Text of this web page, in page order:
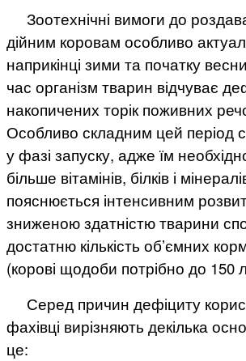
Зоотехнічні вимоги до
дійним коровам особливо
наприкінці зими та початку
час організм тварин відчуває
накопичених торік поживних
Особливо складним цей період
у фазі запуску, адже їм
більше вітамінів, білків і
пояснюється інтенсивним
зниженою здатністю тварини
достатню кількість об’ємних
(корові щодоби потрібно до 150
Серед причин дефіциту
фахівці вирізняють декілька
це: